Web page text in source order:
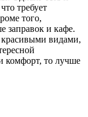
требует
того,
заправок и кафе.
красивыми видами,
комфорт, то лучше